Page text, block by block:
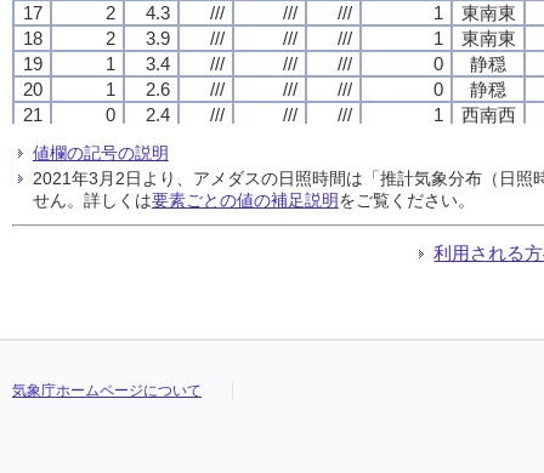
17
2 4.3 /// /// /// 1
東南東
18
2 3.9 /// /// /// 1
東南東
19
1 3.4 /// /// /// 0
静穏
20
1 2.6 /// /// /// 0
静穏
21
0 2.4 /// /// /// 1
西南西
23
1 2.5
静穏
24
0 2.2 /// /// /// 0 静穏
17
2 4.3 /// /// /// 1
東南東
18
2 3.9 /// /// /// 1
東南東
19
1 3.4 /// /// /// 0
静穏
20
1 2.6 /// /// /// 0
静穏
21
0 2.4 /// /// /// 1
西南西
23
1 2.5
静穏
24
0 2.2 /// /// /// 0 静穏
17
2 4.3 /// /// /// 1
東南東
18
2 3.9 /// /// /// 1
東南東
19
1 3.4 /// /// /// 0
静穏
20
1 2.6 /// /// /// 0
静穏
21
0 2.4 /// /// /// 1
西南西
23
1 2.5
静穏
24
0 2.2 /// /// /// 0 静穏
17
2 4.3 /// /// /// 1
東南東
18
2 3.9 /// /// /// 1
東南東
19
1 3.4 /// /// /// 0
静穏
20
1 2.6 /// /// /// 0
静穏
21
0 2.4 /// /// /// 1
西南西
23
1 2.5
静穏
24
0 2.2 /// /// /// 0 静穏
値欄の記号の説明
2021年3月2日より、アメダスの日照時間は「推計気象分布（日
せん。詳しくは要素ごとの値の補足説明をご覧ください。
利用される
気象庁ホームページについて